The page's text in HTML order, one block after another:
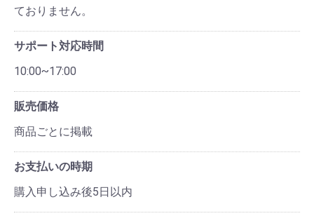
ておりません。
サポート対応時間
10:00~17:00
販売価格
商品ごとに掲載
お支払いの時期
購入申し込み後5日以内